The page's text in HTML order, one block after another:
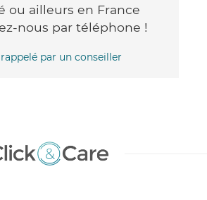
ou ailleurs en France
nous par téléphone !
par un conseiller